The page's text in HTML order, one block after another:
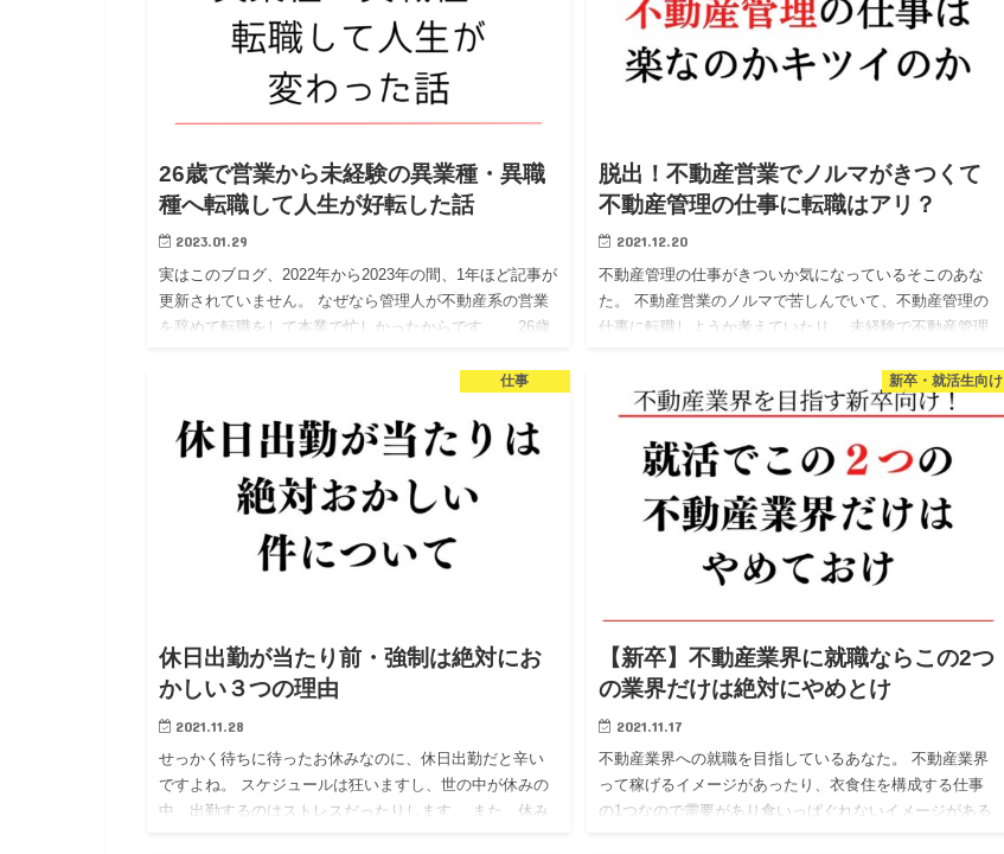
26歳で営業から未経験の異業種・異職
種へ転職して人生が好転した話
2023.01.29
実はこのブログ、2022年から2023年の間、1年ほど記事が
更新されていません。 なぜなら管理人が不動産系の営業
を辞めて転職をして本業で忙しかったからです、、 26歳
脱出！不動産営業でノルマがきつくて
不動産管理の仕事に転職はアリ？
2021.12.20
不動産管理の仕事がきついか気になっているそこのあな
た。 不動産営業のノルマで苦しんでいて、不動産管理の
仕事に転職しようか考えていたり、 未経験で不動産管理
仕事
休日出勤が当たり前・強制は絶対にお
かしい３つの理由
2021.11.28
せっかく待ちに待ったお休みなのに、休日出勤だと辛い
ですよね。 スケジュールは狂いますし、世の中が休みの
中、出勤するのはストレスだったりします。 また、休み
新卒・就活生向け
【新卒】不動産業界に就職ならこの2つ
の業界だけは絶対にやめとけ
2021.11.17
不動産業界への就職を目指しているあなた。 不動産業界
って稼げるイメージがあったり、衣食住を構成する仕事
の1つなので需要があり食いっぱぐれないイメージがある